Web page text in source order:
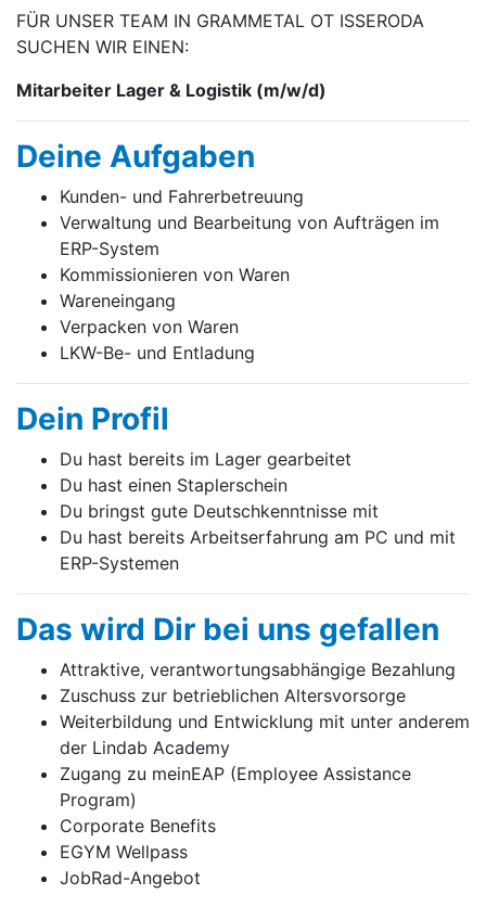
FÜR UNSER TEAM IN GRAMMETAL OT ISSERODA
SUCHEN WIR EINEN:
Mitarbeiter Lager & Logistik (m/w/d)
Deine Aufgaben
Kunden- und Fahrerbetreuung
Verwaltung und Bearbeitung von Aufträgen im
ERP-System
Kommissionieren von Waren
Wareneingang
Verpacken von Waren
LKW-Be- und Entladung
Dein Profil
Du hast bereits im Lager gearbeitet
Du hast einen Staplerschein
Du bringst gute Deutschkenntnisse mit
Du hast bereits Arbeitserfahrung am PC und mit
ERP-Systemen
Das wird Dir bei uns gefallen
Attraktive, verantwortungsabhängige Bezahlung
Zuschuss zur betrieblichen Altersvorsorge
Weiterbildung und Entwicklung mit unter anderem
der Lindab Academy
Zugang zu meinEAP (Employee Assistance
Program)
Corporate Benefits
EGYM Wellpass
JobRad-Angebot